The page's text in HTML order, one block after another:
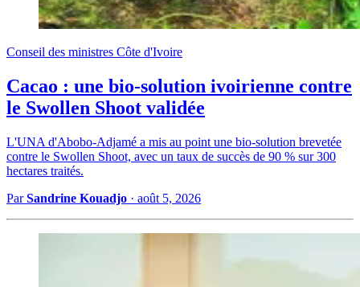
Conseil des ministres Côte d'Ivoire
Cacao : une bio-solution ivoirienne contre
le Swollen Shoot validée
L'UNA d'Abobo-Adjamé a mis au point une bio-solution brevetée
contre le Swollen Shoot, avec un taux de succès de 90 % sur 300
hectares traités.
ParSandrine Kouadjo · août 5, 2026